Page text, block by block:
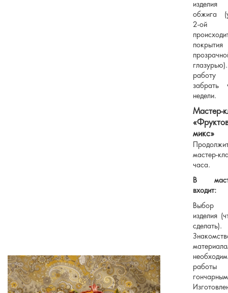
обжига
2-ой
покрытия
забрать
недели.
Мастер-
микс»
мастер-
часа.
В
входит:
Выбор
изделия
сделать).